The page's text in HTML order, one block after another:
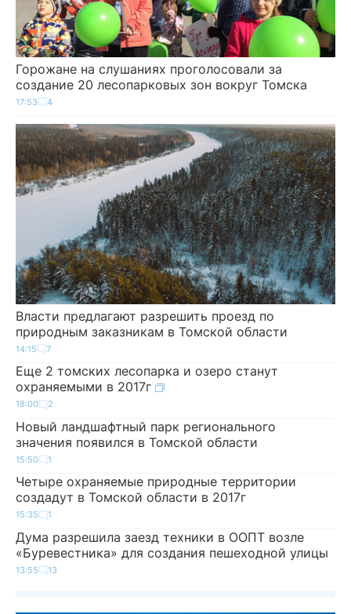
Горожане на слушаниях проголосовали за
создание 20 лесопарковых зон вокруг Томска
17:53 4
Власти предлагают разрешить проезд по
природным заказникам в Томской области
14:15 7
Еще 2 томских лесопарка и озеро станут
охраняемыми в 2017г
18:00 2
Новый ландшафтный парк регионального
значения появился в Томской области
15:50 1
Четыре охраняемые природные территории
создадут в Томской области в 2017г
15:35 1
Дума разрешила заезд техники в ООПТ возле
«Буревестника» для создания пешеходной улицы
13:55 13